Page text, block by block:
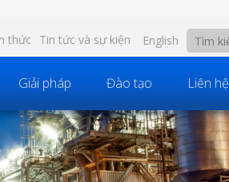
thức Tin tức và sự kiện English
Giải pháp Đào tạo Liên hệ